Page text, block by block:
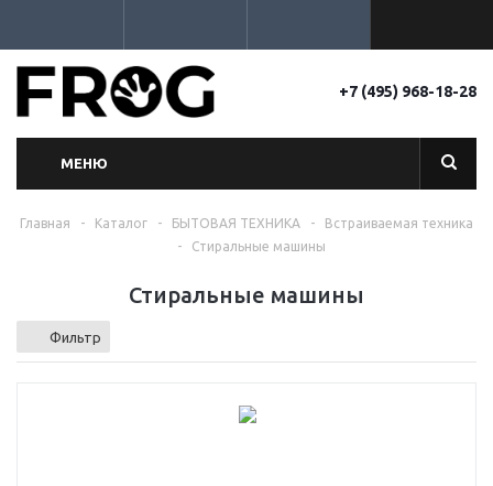
+7 (495) 968-18-28
МЕНЮ
Главная - Каталог - БЫТОВАЯ ТЕХНИКА -
Встраиваемая техника
-
Стиральные машины
Стиральные машины
Фильтр